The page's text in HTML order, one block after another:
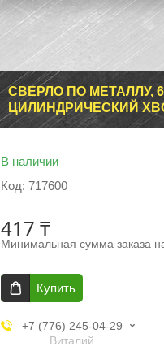
СВЕРЛО ПО МЕТАЛЛУ,
ЦИЛИНДРИЧЕСКИЙ
В наличии
Код: 717600
417 ₸
Минимальная сумма заказа
Купить
+7 (776) 245-04-29
Виталий